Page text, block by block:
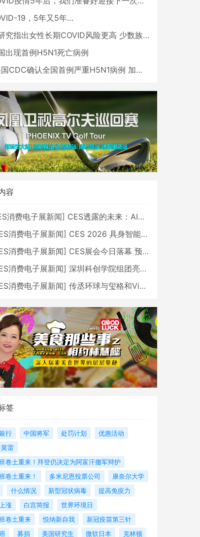
19，5年又5年…
指出女性长期COVID风险更高 少数族裔儿童存在差异
出现首例H5N1死亡病例
CDC确认全国首例严重H5N1病例 加州进入紧急状态
容
消费电子展新闻] CES透露的未来：AI、机器人与智能生活大爆发
消费电子展新闻] CES 2026 具身智能与创新领域 中国公司大放异彩
消费电子展新闻] CES展会今日落幕 预计2026行业收入将超五千亿美元
消费电子展新闻] 深圳科创学院组团亮相CES 广受好评
消费电子展新闻] 传丞环球与玺格和VibeLens共同推出全新耳机
签
行 中国将军 处罚计划
优惠活动
莫雷
卷土重来！拜登仍决定为阿富汗撤军辩护
卷土重来！
多米尼恩投票公司
康奈尔大学
什么情况 新型冠状病毒
提高免疫力
涨
白宫简报
世界环境日
卷土重来
悦纳新自我
新冠疫苗第三针
募捐 美国研究生 微软日本
克林顿